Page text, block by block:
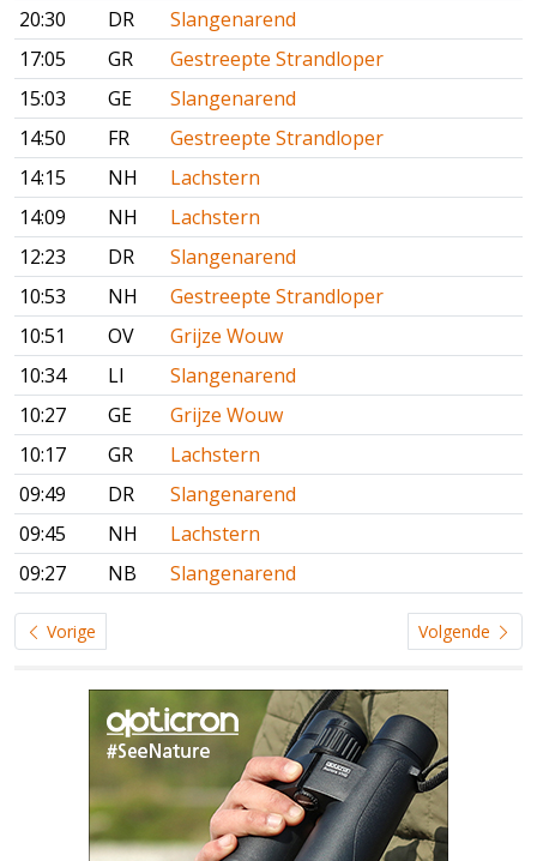
20:30
DR
Slangenarend
17:05
GR
Gestreepte Strandloper
15:03
GE
Slangenarend
14:50
FR
Gestreepte Strandloper
14:15
NH
Lachstern
14:09
NH
Lachstern
12:23
DR
Slangenarend
10:53
NH
Gestreepte Strandloper
10:51
OV
Grijze Wouw
10:34
LI
Slangenarend
10:27
GE
Grijze Wouw
10:17
GR
Lachstern
09:49
DR
Slangenarend
09:45
NH
Lachstern
09:27
NB Slangenarend
Vorige Volgende